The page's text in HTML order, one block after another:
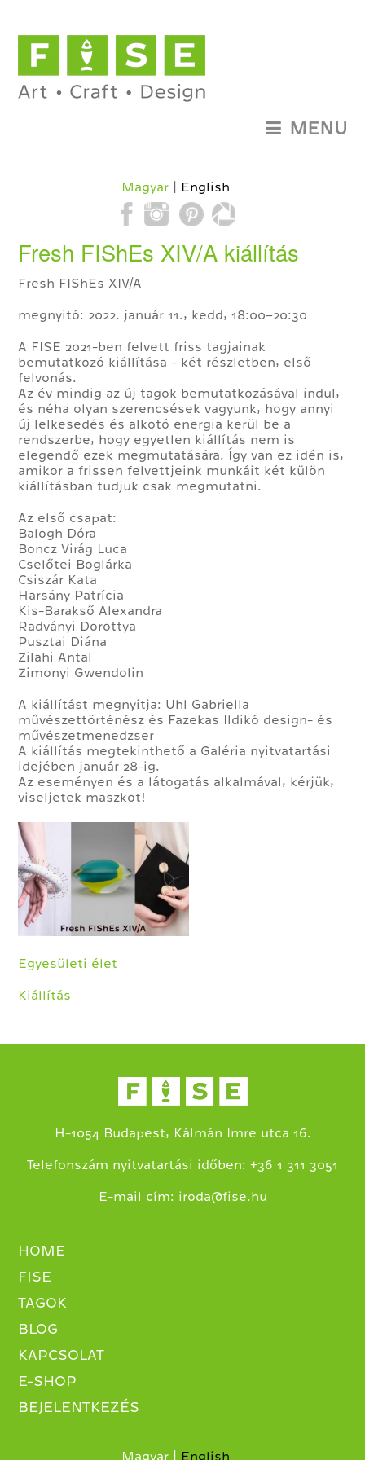
Magyar English
MENU
Fresh FIShEs XIV/A kiállítás
Fresh FIShEs XIV/A
megnyitó: 2022. január 11., kedd, 18:00–20:30
A FISE 2021-ben felvett friss tagjainak
bemutatkozó kiállítása - két részletben, első
felvonás.
Az év mindig az új tagok bemutatkozásával indul,
és néha olyan szerencsések vagyunk, hogy annyi
új lelkesedés és alkotó energia kerül be a
rendszerbe, hogy egyetlen kiállítás nem is
elegendő ezek megmutatására. Így van ez idén is,
amikor a frissen felvettjeink munkáit két külön
kiállításban tudjuk csak megmutatni.
Az első csapat:
Balogh Dóra
Boncz Virág Luca
Cselőtei Boglárka
Csiszár Kata
Harsány Patrícia
Kis-Barakső Alexandra
Radványi Dorottya
Pusztai Diána
Zilahi Antal
Zimonyi Gwendolin
A kiállítást megnyitja: Uhl Gabriella
művészettörténész és Fazekas Ildikó design- és
művészetmenedzser
A kiállítás megtekinthető a Galéria nyitvatartási
idejében január 28-ig.
Az eseményen és a látogatás alkalmával, kérjük,
viseljetek maszkot!
Egyesületi élet
Kiállítás
H-1054 Budapest, Kálmán Imre utca 16.
Telefonszám nyitvatartási időben: +36 1 311 3051
E-mail cím: iroda@fise.hu
HOME
FISE
TAGOK
BLOG
KAPCSOLAT
E-SHOP
BEJELENTKEZÉS
Magyar English